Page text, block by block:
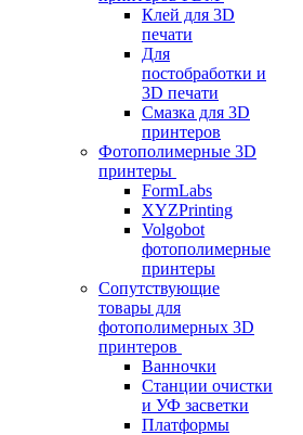
Клей для 3D
печати
Для
постобработки и
3D печати
Смазка для 3D
принтеров
Фотополимерные 3D
принтеры
FormLabs
XYZPrinting
Volgobot
фотополимерные
принтеры
Сопутствующие
товары для
фотополимерных 3D
принтеров
Ванночки
Станции очистки
и УФ засветки
Платформы